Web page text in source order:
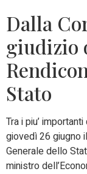
Dalla
giudizio
Stato
Tra i piu’
giovedì 26 giugno
Generale dello
ministro